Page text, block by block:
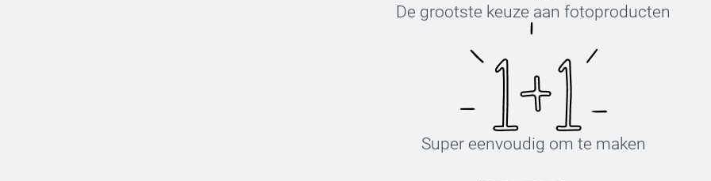
De grootste keuze aan fotoproducten
Super eenvoudig om te maken